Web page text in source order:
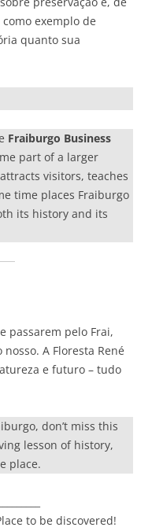
exemplo de
quanto sua
Fraiburgo Business
part of a larger
visitors, teaches
time places Fraiburgo
its history and its
passarem pelo Frai,
A Floresta René
e futuro – tudo
don’t miss this
lesson of history,
place.
to be discovered!